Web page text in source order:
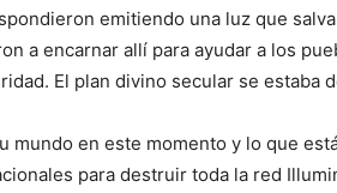
emitiendo una luz que
a encarnar allí para ayudar a los
El plan divino secular se estaba
mundo en este momento y lo que
para destruir toda la red